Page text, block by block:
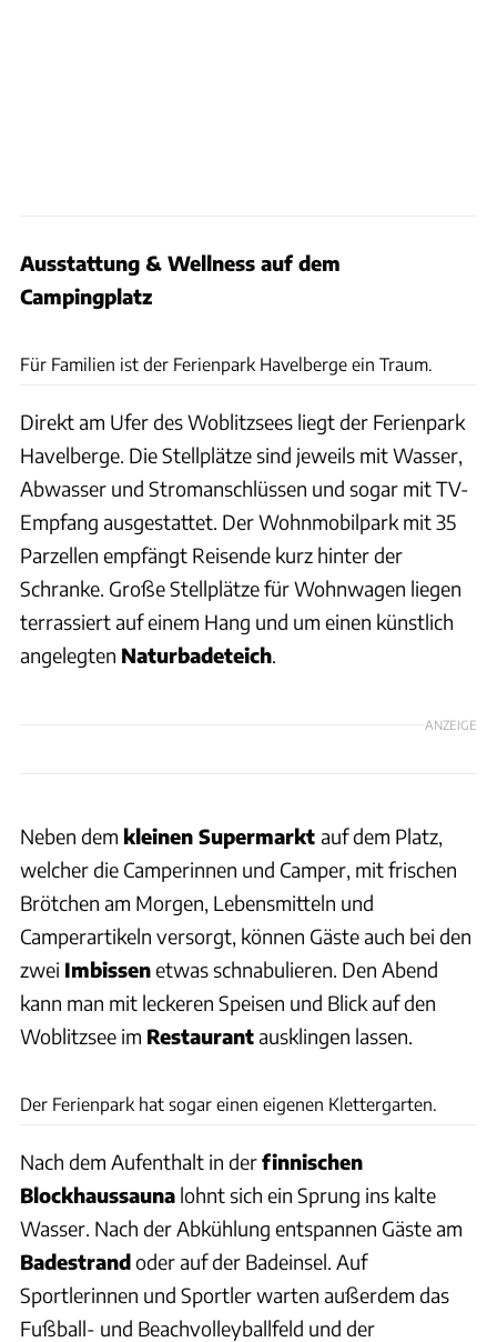
Ausstattung & Wellness auf dem
Campingplatz
Für Familien ist der Ferienpark Havelberge ein Traum.
Direkt am Ufer des Woblitzsees liegt der Ferienpark
Havelberge. Die Stellplätze sind jeweils mit Wasser,
Abwasser und Stromanschlüssen und sogar mit TV-
Empfang ausgestattet. Der Wohnmobilpark mit 35
Parzellen empfängt Reisende kurz hinter der
Schranke. Große Stellplätze für Wohnwagen liegen
terrassiert auf einem Hang und um einen künstlich
angelegten Naturbadeteich.
ANZEIGE
Neben dem kleinen Supermarkt auf dem Platz,
welcher die Camperinnen und Camper, mit frischen
Brötchen am Morgen, Lebensmitteln und
Camperartikeln versorgt, können Gäste auch bei den
zwei Imbissenetwas schnabulieren. Den Abend
kann man mit leckeren Speisen und Blick auf den
Woblitzsee im Restaurantausklingen lassen.
Der Ferienpark hat sogar einen eigenen Klettergarten.
Nach dem Aufenthalt in derfinnischen
Blockhaussauna lohnt sich ein Sprung ins kalte
Wasser. Nach der Abkühlung entspannen Gäste am
Badestrandoder auf der Badeinsel. Auf
Sportlerinnen und Sportler warten außerdem das
Fußball- und Beachvolleyballfeld und der